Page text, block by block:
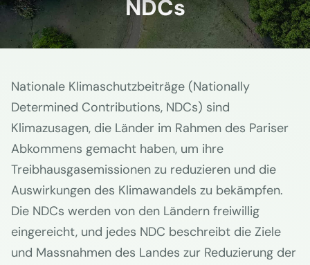
NDCs
Nationale Klimaschutzbeiträge (Nationally
Determined Contributions, NDCs) sind
Klimazusagen, die Länder im Rahmen des Pariser
Abkommens gemacht haben, um ihre
Treibhausgasemissionen zu reduzieren und die
Auswirkungen des Klimawandels zu bekämpfen.
Die NDCs werden von den Ländern freiwillig
eingereicht, und jedes NDC beschreibt die Ziele
und Massnahmen des Landes zur Reduzierung der